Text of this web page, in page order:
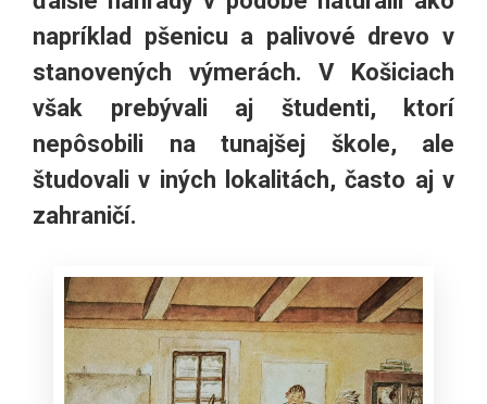
napríklad pšenicu a palivové drevo v
stanovených výmerách. V Košiciach
však prebývali aj študenti, ktorí
nepôsobili na tunajšej škole, ale
študovali v iných lokalitách, často aj v
zahraničí.